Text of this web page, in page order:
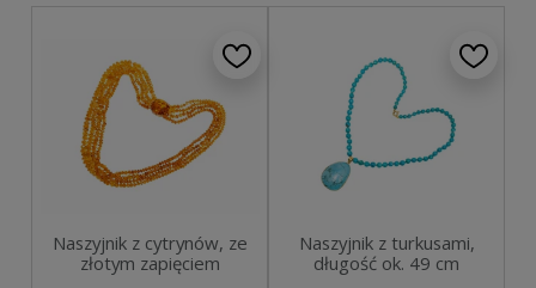
Naszyjnik z cytrynów, ze
złotym zapięciem
Naszyjnik z turkusami,
długość ok. 49 cm